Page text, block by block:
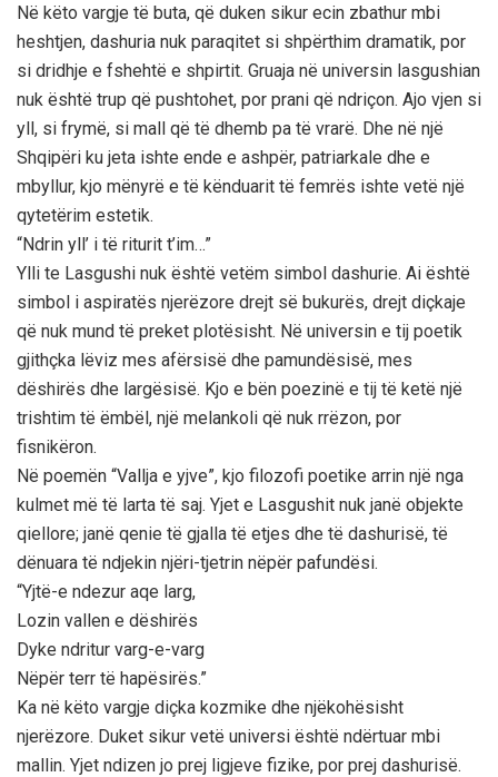
Në këto vargje të buta, që duken sikur ecin zbathur mbi
heshtjen, dashuria nuk paraqitet si shpërthim dramatik, por
si dridhje e fshehtë e shpirtit. Gruaja në universin lasgushian
nuk është trup që pushtohet, por prani që ndriçon. Ajo vjen si
yll, si frymë, si mall që të dhemb pa të vrarë. Dhe në një
Shqipëri ku jeta ishte ende e ashpër, patriarkale dhe e
mbyllur, kjo mënyrë e të kënduarit të femrës ishte vetë një
qytetërim estetik.
“Ndrin yll’ i të riturit t’im…”
Ylli te Lasgushi nuk është vetëm simbol dashurie. Ai është
simbol i aspiratës njerëzore drejt së bukurës, drejt diçkaje
që nuk mund të preket plotësisht. Në universin e tij poetik
gjithçka lëviz mes afërsisë dhe pamundësisë, mes
dëshirës dhe largësisë. Kjo e bën poezinë e tij të ketë një
trishtim të ëmbël, një melankoli që nuk rrëzon, por
fisnikëron.
Në poemën “Vallja e yjve”, kjo filozofi poetike arrin një nga
kulmet më të larta të saj. Yjet e Lasgushit nuk janë objekte
qiellore; janë qenie të gjalla të etjes dhe të dashurisë, të
dënuara të ndjekin njëri-tjetrin nëpër pafundësi.
“Yjtë-e ndezur aqe larg,
Lozin vallen e dëshirës
Dyke ndritur varg-e-varg
Nëpër terr të hapësirës.”
Ka në këto vargje diçka kozmike dhe njëkohësisht
njerëzore. Duket sikur vetë universi është ndërtuar mbi
mallin. Yjet ndizen jo prej ligjeve fizike, por prej dashurisë.